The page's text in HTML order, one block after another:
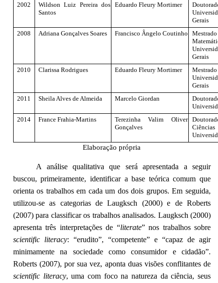
2002
Wildson Luiz Pereira dos
Santos
Eduardo Fleury Mortimer
Gerais
2008
Adriana Gonçalves Soares Francisco Ângelo Coutinho
Gerais
2010
Clarissa Rodrigues Eduardo Fleury Mortimer
Gerais
2011
Sheila Alves de Almeida Marcelo Giordan
2014
France Frahia-Martins
Terezinha Valim Oliver
Gonçalves
Elaboração própria
A análise qualitativa que será apresentada a seguir
buscou, primeiramente, identificar a base teórica comum que
orienta os trabalhos em cada um dos dois grupos. Em seguida,
utilizou-se as categorias de Laugksch (2000) e de Roberts
(2007) para classificar os trabalhos analisados. Laugksch (2000)
apresenta três interpretações de “literate” nos trabalhos sobre
scientific literacy: “erudito”, “competente” e “capaz de agir
minimamente na sociedade como consumidor e cidadão”.
Roberts (2007), por sua vez, aponta duas visões conflitantes de
scientific literacy, uma com foco na natureza da ciência, seus